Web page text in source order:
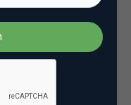
veel minder
de
los van de
zorgt de